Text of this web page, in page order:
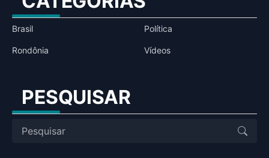
Brasil Política
Rondônia Vídeos
PESQUISAR